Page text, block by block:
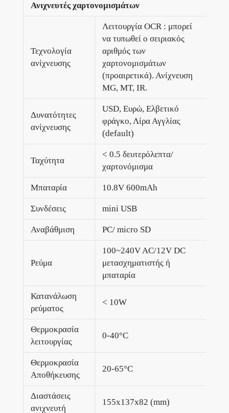
Ανιχνευτές χαρτονομισμάτων
Τεχνολογία
ανίχνευσης
Λειτουργία OCR : μπορεί
να τυπωθεί ο σειριακός
αριθμός των
χαρτονομισμάτων
(προαιρετικά). Ανίχνευση
MG, MT, IR.
Δυνατότητες
ανίχνευσης
USD, Ευρώ, Ελβετικό
φράγκο, Λίρα Αγγλίας
(default)
Ταχύτητα
< 0.5 δευτερόλεπτα/
χαρτονόμισμα
Μπαταρία 10.8V 600mAh
Συνδέσεις mini USB
Αναβάθμιση PC/ micro SD
Ρεύμα
100~240V AC/12V DC
μετασχηματιστής ή
μπαταρία
Κατανάλωση
ρεύματος
< 10W
Θερμοκρασία
λειτουργίας
0-40°C
Θερμοκρασία
Αποθήκευσης
20-65°C
Διαστάσεις
ανιχνευτή
155x137x82 (mm)